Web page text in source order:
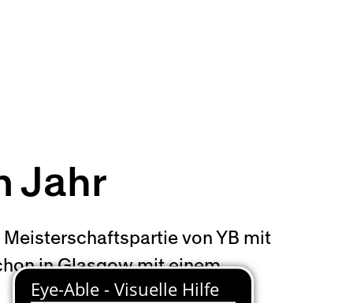
Jahr
von YB mit
in Glasgow mit einem